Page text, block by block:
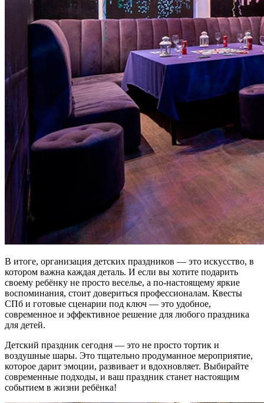
В итоге, организация детских праздников — это искусство, в
котором важна каждая деталь. И если вы хотите подарить
своему ребёнку не просто веселье, а по-настоящему яркие
воспоминания, стоит довериться профессионалам. Квесты
СПб и готовые сценарии под ключ — это удобное,
современное и эффективное решение для любого праздника
для детей.
Детский праздник сегодня — это не просто тортик и
воздушные шары. Это тщательно продуманное мероприятие,
которое дарит эмоции, развивает и вдохновляет. Выбирайте
современные подходы, и ваш праздник станет настоящим
событием в жизни ребёнка!